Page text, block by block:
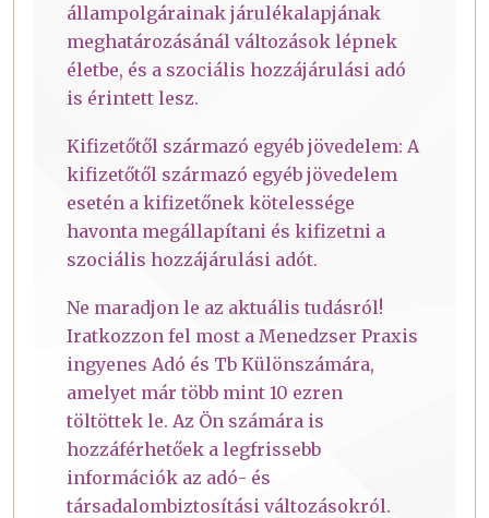
állampolgárainak járulékalapjának
meghatározásánál változások lépnek
életbe, és a szociális hozzájárulási adó
is érintett lesz.
Kifizetőtől származó egyéb jövedelem: A
kifizetőtől származó egyéb jövedelem
esetén a kifizetőnek kötelessége
havonta megállapítani és kifizetni a
szociális hozzájárulási adót.
Ne maradjon le az aktuális tudásról!
Iratkozzon fel most a Menedzser Praxis
ingyenes Adó és Tb Különszámára,
amelyet már több mint 10 ezren
töltöttek le. Az Ön számára is
hozzáférhetőek a legfrissebb
információk az adó- és
társadalombiztosítási változásokról.